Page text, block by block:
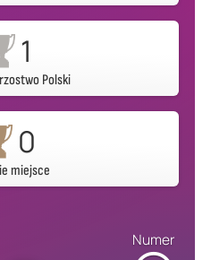
1
Polski
0
miejsce
Numer